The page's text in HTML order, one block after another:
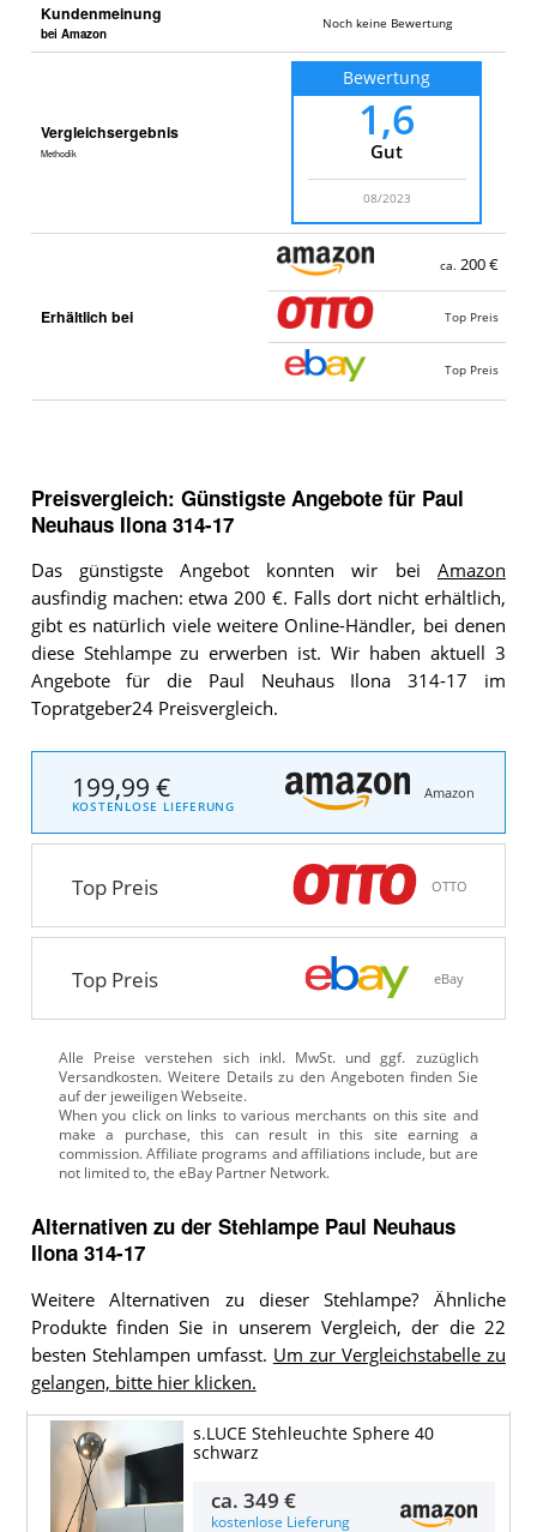
Kundenmeinung
bei Amazon
Noch keine Bewertung
Vergleichsergebnis
Methodik
Bewertung
1,6
Gut
08/2023
Erhältlich bei
ca. 200 €
Top Preis
Top Preis
Preisvergleich: Günstigste Angebote für Paul
Neuhaus Ilona 314-17
Das günstigste Angebot konnten wir bei Amazon
ausfindig machen: etwa 200 €. Falls dort nicht erhältlich,
gibt es natürlich viele weitere Online-Händler, bei denen
diese Stehlampe zu erwerben ist. Wir haben aktuell 3
Angebote für die Paul Neuhaus Ilona 314-17 im
Topratgeber24 Preisvergleich.
199,99 €
KOSTENLOSE LIEFERUNG
Amazon
Top Preis OTTO
Top Preis eBay
Alle Preise verstehen sich inkl. MwSt. und ggf. zuzüglich
Versandkosten. Weitere Details zu den Angeboten finden Sie
auf der jeweiligen Webseite.
Alternativen zu der Stehlampe Paul Neuhaus
Ilona 314-17
Weitere Alternativen zu dieser Stehlampe? Ähnliche
Produkte finden Sie in unserem Vergleich, der die 22
besten Stehlampen umfasst. Um zur Vergleichstabelle zu
gelangen, bitte hier klicken.
s.LUCE Stehleuchte Sphere 40
schwarz
ca.349 €
kostenlose Lieferung